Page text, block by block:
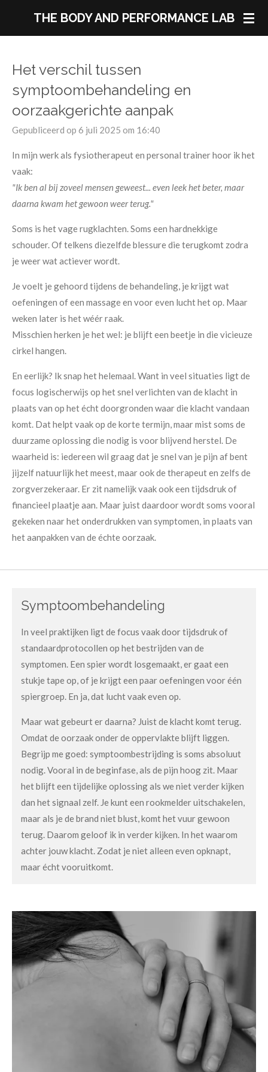
hoofdinhoud
THE BODY AND PERFORMANCE LAB
Het verschil tussen
symptoombehandeling en
oorzaakgerichte aanpak
Gepubliceerd op 6 juli 2025 om 16:40
In mijn werk als fysiotherapeut en personal trainer hoor ik het
vaak:
"Ik ben al bij zoveel mensen geweest... even leek het beter, maar
daarna kwam het gewoon weer terug."
Soms is het vage rugklachten. Soms een hardnekkige
schouder. Of telkens diezelfde blessure die terugkomt zodra
je weer wat actiever wordt.
Je voelt je gehoord tijdens de behandeling, je krijgt wat
oefeningen of een massage en voor even lucht het op. Maar
weken later is het wéér raak.
Misschien herken je het wel: je blijft een beetje in die vicieuze
cirkel hangen.
En eerlijk? Ik snap het helemaal. Want in veel situaties ligt de
focus logischerwijs op het snel verlichten van de klacht in
plaats van op het écht doorgronden waar die klacht vandaan
komt. Dat helpt vaak op de korte termijn, maar mist soms de
duurzame oplossing die nodig is voor blijvend herstel. De
waarheid is: iedereen wil graag dat je snel van je pijn af bent
jijzelf natuurlijk het meest, maar ook de therapeut en zelfs de
zorgverzekeraar. Er zit namelijk vaak ook een tijdsdruk of
financieel plaatje aan. Maar juist daardoor wordt soms vooral
gekeken naar het onderdrukken van symptomen, in plaats van
het aanpakken van de échte oorzaak.
Symptoombehandeling
In veel praktijken ligt de focus vaak door tijdsdruk of
standaardprotocollen op het bestrijden van de
symptomen. Een spier wordt losgemaakt, er gaat een
stukje tape op, of je krijgt een paar oefeningen voor één
spiergroep. En ja, dat lucht vaak even op.
Maar wat gebeurt er daarna? Juist de klacht komt terug.
Omdat de oorzaak onder de oppervlakte blijft liggen.
Begrijp me goed: symptoombestrijding is soms absoluut
nodig. Vooral in de beginfase, als de pijn hoog zit. Maar
het blijft een tijdelijke oplossing als we niet verder kijken
dan het signaal zelf. Je kunt een rookmelder uitschakelen,
maar als je de brand niet blust, komt het vuur gewoon
terug. Daarom geloof ik in verder kijken. In het waarom
achter jouw klacht. Zodat je niet alleen even opknapt,
maar écht vooruitkomt.